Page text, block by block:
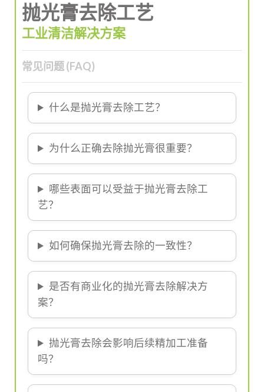
抛光膏去除工艺
工业清洁解决方案
常见问题 (FAQ)
什么是抛光膏去除工艺？
为什么正确去除抛光膏很重要？
哪些表面可以受益于抛光膏去除工
艺？
如何确保抛光膏去除的一致性？
是否有商业化的抛光膏去除解决方
案？
抛光膏去除会影响后续精加工准备
吗？